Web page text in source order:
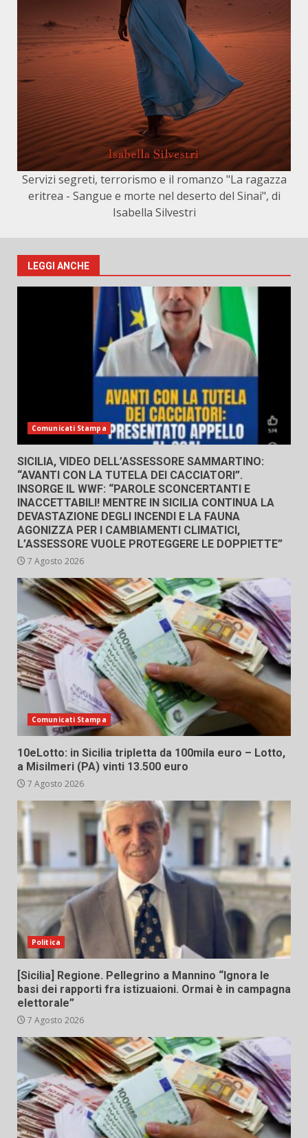
Servizi segreti, terrorismo e il romanzo "La ragazza
eritrea - Sangue e morte nel deserto del Sinai", di
Isabella Silvestri
LEGGI ANCHE
Comunicati Stampa
SICILIA, VIDEO DELL’ASSESSORE SAMMARTINO:
“AVANTI CON LA TUTELA DEI CACCIATORI”.
INSORGE IL WWF: “PAROLE SCONCERTANTI E
INACCETTABILI! MENTRE IN SICILIA CONTINUA LA
DEVASTAZIONE DEGLI INCENDI E LA FAUNA
AGONIZZA PER I CAMBIAMENTI CLIMATICI,
L’ASSESSORE VUOLE PROTEGGERE LE DOPPIETTE”
7 Agosto 2026
Comunicati Stampa
10eLotto: in Sicilia tripletta da 100mila euro – Lotto,
a Misilmeri (PA) vinti 13.500 euro
7 Agosto 2026
Politica
[Sicilia] Regione. Pellegrino a Mannino “Ignora le
basi dei rapporti fra istizuaioni. Ormai è in campagna
elettorale”
7 Agosto 2026